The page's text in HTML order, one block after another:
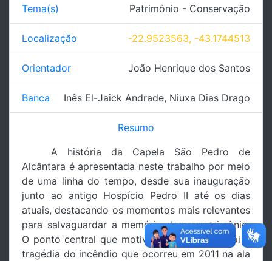
Tema(s) Patrimônio - Conservação
Localização -22.9523563, -43.1744513
Orientador João Henrique dos Santos
Banca Inês El-Jaick Andrade, Niuxa Dias Drago
Resumo
A história da Capela São Pedro de
Alcântara é apresentada neste trabalho por meio
de uma linha do tempo, desde sua inauguração
junto ao antigo Hospício Pedro II até os dias
atuais, destacando os momentos mais relevantes
para salvaguardar a memória desse patrimônio.
O ponto central que motivou este trabalho foi a
tragédia do incêndio que ocorreu em 2011 na ala